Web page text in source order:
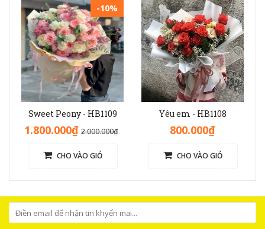
-10%
Sweet Peony - HB1109
1.800.000₫ 2.000.000₫
CHO VÀO GIỎ
Yêu em - HB1108
800.000₫
CHO VÀO GIỎ